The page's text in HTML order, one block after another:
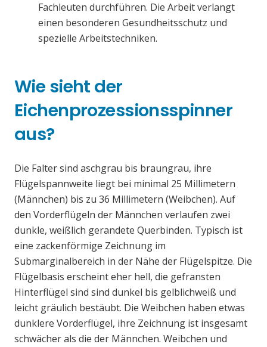
Fachleuten durchführen. Die Arbeit verlangt
einen besonderen Gesundheitsschutz und
spezielle Arbeitstechniken.
Wie sieht der
Eichenprozessionsspinner
aus?
Die Falter sind aschgrau bis braungrau, ihre
Flügelspannweite liegt bei minimal 25 Millimetern
(Männchen) bis zu 36 Millimetern (Weibchen). Auf
den Vorderflügeln der Männchen verlaufen zwei
dunkle, weißlich gerandete Querbinden. Typisch ist
eine zackenförmige Zeichnung im
Submarginalbereich in der Nähe der Flügelspitze. Die
Flügelbasis erscheint eher hell, die gefransten
Hinterflügel sind sind dunkel bis gelblichweiß und
leicht gräulich bestäubt. Die Weibchen haben etwas
dunklere Vorderflügel, ihre Zeichnung ist insgesamt
schwächer als die der Männchen. Weibchen und